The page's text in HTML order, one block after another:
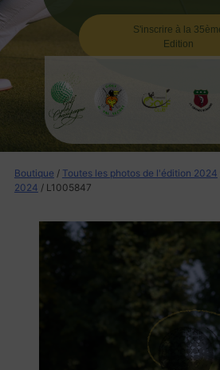
S'inscrire à la
Edition
Boutique / Toutes les photos de l'édition 2024
2024 / L1005847